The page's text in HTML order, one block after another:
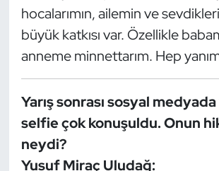
hocalarımın, ailemin ve
büyük katkısı var. Özellikle
anneme minnettarım. Hep
Yarış sonrası sosyal medyada
selfie çok konuşuldu. Onun
neydi?
Yusuf Miraç Uludağ: